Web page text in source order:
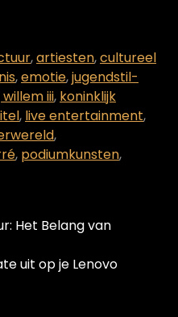
,artiesten,cultureel
,emotie,jugendstil-
iii, koninklijk
, live entertainment,
,
, podiumkunsten,
Het Belang van
uit op je Lenovo